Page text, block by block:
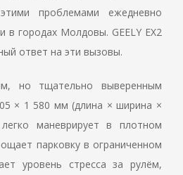
проблемами ежедневно
в городах Молдовы. GEELY EX2
ответ на эти вызовы.
но тщательно выверенным
× 1 580 мм (длина × ширина ×
маневрирует в плотном
парковку в ограниченном
уровень стресса за рулём,